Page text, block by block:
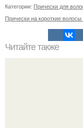
Категории: Прически для
Прически на короткие
Читайте также